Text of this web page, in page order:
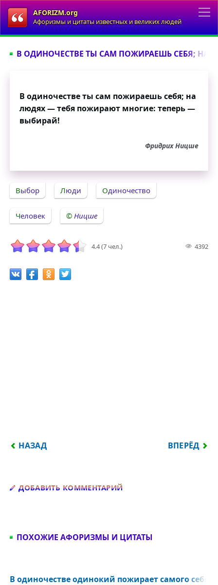
AFORIZM.org
Афоризмы и цитаты известных и великих людей
В ОДИНОЧЕСТВЕ ТЫ САМ ПОЖИРАЕШЬ СЕБЯ; НА
В одиночестве ты сам пожираешь себя; на
людях — тебя пожирают многие: теперь —
выбирай!
Фридрих Ницше
Выбор Люди Одиночество
Человек Ницше
4.4 (7 чел.) 4392
ПРЕДЫДУЩИЙ: В ОДИНОЧЕСТВЕ ОДИНОКИЙ
НАЗАД ВПЕРЁД
ДОБАВИТЬ КОММЕНТАРИЙ
ПОХОЖИЕ АФОРИЗМЫ И ЦИТАТЫ
В одиночестве одинокий пожирает самого себя...